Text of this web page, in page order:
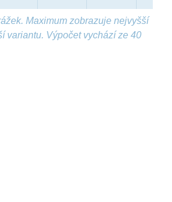
Maximum zobrazuje nejvyšší
variantu. Výpočet vychází ze 40